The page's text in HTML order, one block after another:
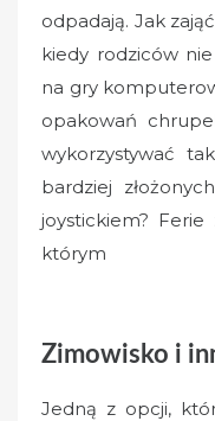
odpadają. Jak
kiedy rodziców nie
na gry
opakowań
wykorzystywać
bardziej
joystickiem?
którym
Zimowisko i
Jedną z opcji,